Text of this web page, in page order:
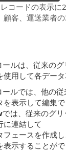
コードの表示に
顧客、運送業者
ールは、従来の
用して各データ
ールでは、他の
表示して編集で
では、従来のグ
に連結して
フェースを作成
示することがで